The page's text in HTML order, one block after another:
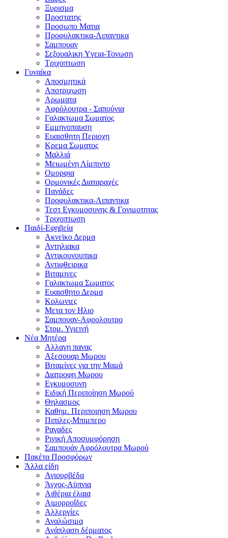
Ξυρισμα
Προστατης
Προσωπο Ματια
Προφυλακτικα-Λιπαντικα
Σαμπουαν
Σεξουαλικη Yγεια-Τονωση
Τριχοπτωση
Γυναίκα
Αποσμητικά
Αποτριχωση
Αρωματα
Αφρόλουτρα - Σαπούνια
Γαλακτωμα Σωματος
Εμμηνοπαυση
Ευαισθητη Περιοχη
Κρεμα Σωματος
Μαλλιά
Μειωμένη Λίμπιντο
Ομορφια
Ορμονικές Διαταραχές
Πανάδες
Προφυλακτικα-Λιπαντικα
Τεστ Εγκυμοσυνης & Γονιμοτητας
Τριχοπτωση
Παιδί-Εφηβεία
Ακνεϊκο Δερμα
Αντηλιακα
Αντικουνουπικα
Αντιφθειρικα
Βιταμινες
Γαλακτωμα Σωματος
Ευαισθητο Δερμα
Κολωνιες
Μετα τον Ηλιο
Σαμπουαν-Αφρολουτρο
Στομ. Υγιεινή
Νέα Μητέρα
Αλλαγη πανας
Αξεσουαρ Μωρου
Βιταμίνες για την Μαμά
Διατροφη Μωρου
Εγκυμοσυνη
Ειδική Περιποίηση Μωρού
Θηλασμος
Καθημ. Περιποιηση Μωρου
Πιπιλες-Μπιμπερο
Ραγαδες
Ρινική Αποσυμφόρηση
Σαμπουάν Αφρόλουτρα Μωρού
Πακέτα Προσφόρων
Άλλα είδη
Αγιουρβέδα
Άγχος-Αϋπνια
Αιθέρια έλαια
Αιμορροΐδες
Αλλεργίες
Αναλώσιμα
Ανάπλαση δέρματος